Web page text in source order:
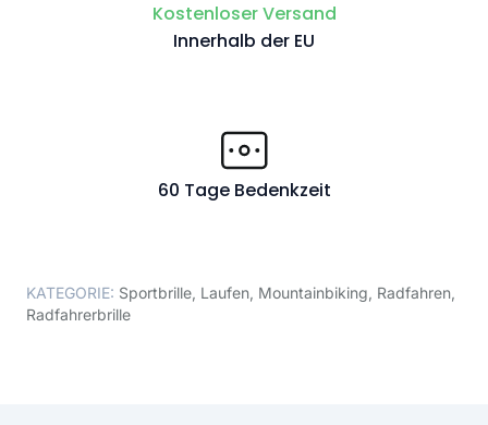
Kostenloser Versand
Innerhalb der EU
60 Tage Bedenkzeit
KATEGORIE: Sportbrille, Laufen, Mountainbiking, Radfahren,
Radfahrerbrille